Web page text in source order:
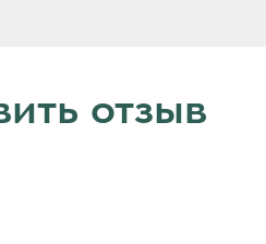
отзыв